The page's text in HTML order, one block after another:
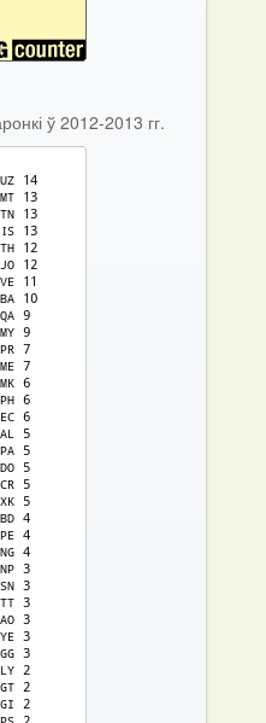
ў 2012-2013 гг.